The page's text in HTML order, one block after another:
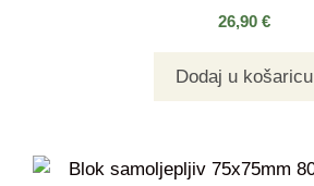
26,90 €
Dodaj u košaricu